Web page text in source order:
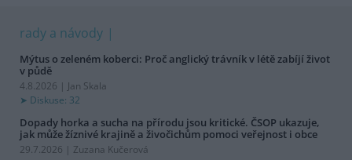
rady a návody
Mýtus o zeleném koberci: Proč anglický trávník v létě zabíjí život
v půdě
4.8.2026 | Jan Skala
Diskuse: 32
Dopady horka a sucha na přírodu jsou kritické. ČSOP ukazuje,
jak může žíznivé krajině a živočichům pomoci veřejnost i obce
29.7.2026 | Zuzana Kučerová